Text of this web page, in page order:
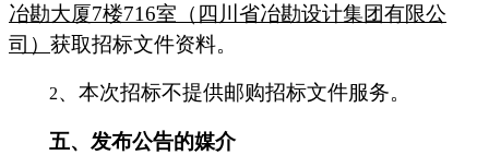
冶勘大厦7楼716室（四川省冶勘设计集团有限公
司） 获取招标文件资料。
2、本次招标不提供邮购招标文件服务。
五、发布公告的媒介